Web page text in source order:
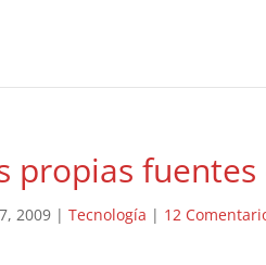
propias
2009 |Tecnología | 12